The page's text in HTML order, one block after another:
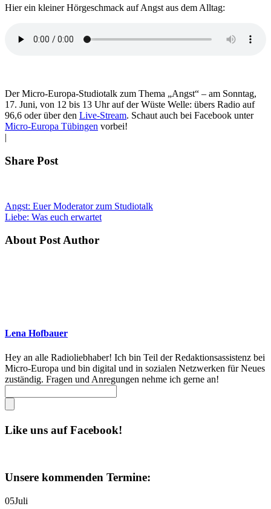
Hier ein kleiner Hörgeschmack auf Angst aus dem Alltag:
Der Micro-Europa-Studiotalk zum Thema „Angst“ – am Sonntag,
17. Juni, von 12 bis 13 Uhr auf der Wüste Welle: übers Radio auf
96,6 oder über den Live-Stream. Schaut auch bei Facebook unter
Micro-Europa Tübingen vorbei!
|
Share Post
Angst: Euer Moderator zum Studiotalk
Liebe: Was euch erwartet
About Post Author
Lena Hofbauer
Hey an alle Radioliebhaber! Ich bin Teil der Redaktionsassistenz bei
Micro-Europa und bin digital und in sozialen Netzwerken für Neues
zuständig. Fragen und Anregungen nehme ich gerne an!
Like uns auf Facebook!
Unsere kommenden Termine:
05Juli